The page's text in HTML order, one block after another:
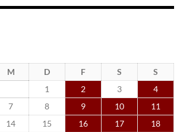
M D F S
S
1
2 3
4
7 8 9 10
11
14 15 16 17
18